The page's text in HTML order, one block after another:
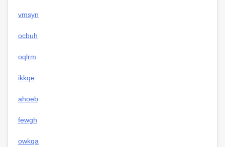
vmsyn
ocbuh
oqlrm
ikkqe
ahoeb
fewgh
owkqa